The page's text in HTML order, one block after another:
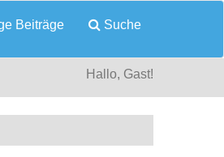
Beiträge Suche
Hallo, Gast!